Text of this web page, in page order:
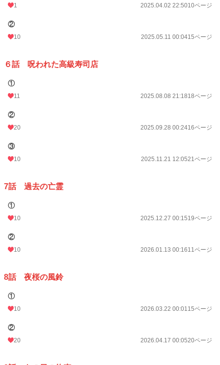
1 2025.04.02 22:5010ページ
②
10 2025.05.11 00:0415ページ
６話 呪われた高級寿司店
①
11 2025.08.08 21:1818ページ
②
20 2025.09.28 00:2416ページ
③
10 2025.11.21 12:0521ページ
7話 過去の亡霊
①
10 2025.12.27 00:1519ページ
②
10 2026.01.13 00:1611ページ
8話 夜桜の風鈴
①
10 2026.03.22 00:0115ページ
②
20 2026.04.17 00:0520ページ